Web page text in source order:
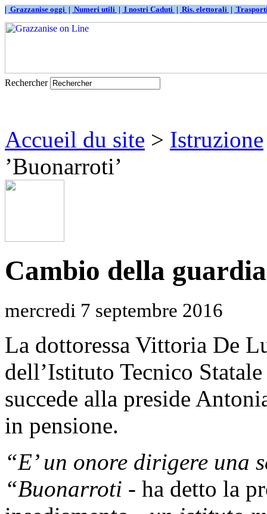
| Grazzanise oggi | Numeri utili | I nostri Caduti | Ris. elettorali |
Rechercher
Accueil du site > Istruzione
’Buonarroti’
Cambio della
mercredi 7 septembre 2016
La dottoressa Vittoria De
dell’Istituto Tecnico
succede alla preside
in pensione.
“E’ un onore dirigere una
“Buonarroti - ha detto la